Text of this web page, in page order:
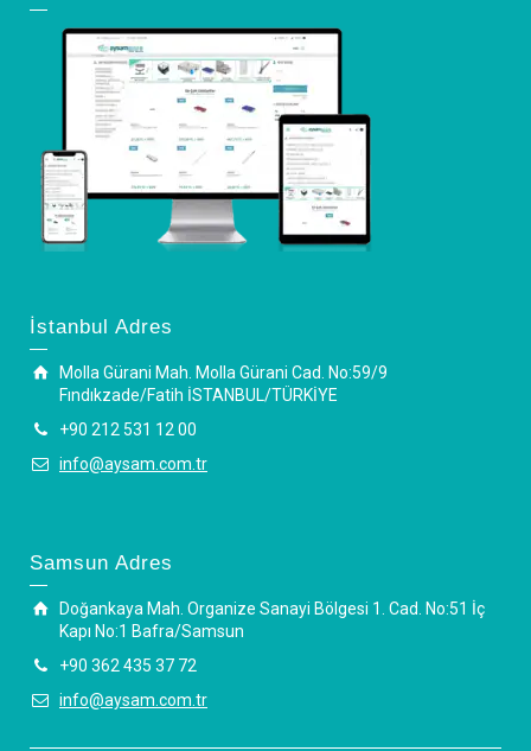
İstanbul Adres
Molla Gürani Mah. Molla Gürani Cad. No:59/9
Fındıkzade/Fatih İSTANBUL/TÜRKİYE
+90 212 531 12 00
info@aysam.com.tr
Samsun Adres
Doğankaya Mah. Organize Sanayi Bölgesi 1. Cad. No:51 İç
Kapı No:1 Bafra/Samsun
+90 362 435 37 72
info@aysam.com.tr